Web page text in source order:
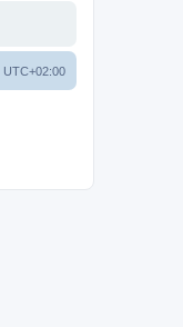
UTC+02:00